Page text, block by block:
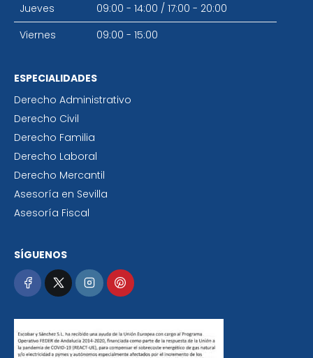
Jueves
09:00 - 14:00 / 17:00 - 20:00
Viernes
09:00 - 15:00
ESPECIALIDADES
Derecho Administrativo
Derecho Civil
Derecho Familia
Derecho Laboral
Derecho Mercantil
Asesoría en Sevilla
Asesoría Fiscal
SÍGUENOS